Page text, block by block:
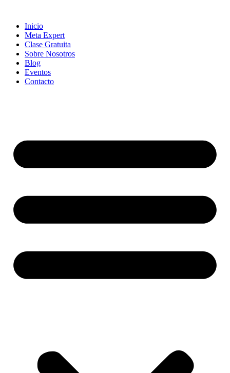
contentInicio
Meta Expert
Clase Gratuita
Sobre Nosotros
Blog
Eventos
Contacto